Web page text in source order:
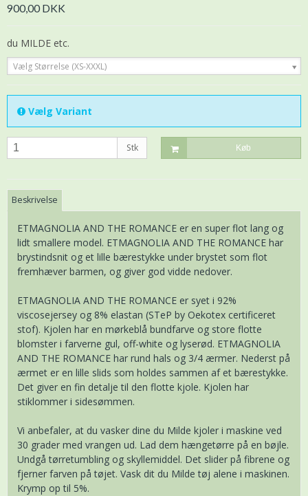
900,00 DKK
du MILDE etc.
Vælg Størrelse (XS-XXXL)
Vælg Variant
Stk Køb
Beskrivelse
ETMAGNOLIA AND THE ROMANCE er en super flot lang og
lidt smallere model. ETMAGNOLIA AND THE ROMANCE har
brystindsnit og et lille bærestykke under brystet som flot
fremhæver barmen, og giver god vidde nedover.
ETMAGNOLIA AND THE ROMANCE er syet i 92%
viscosejersey og 8% elastan (STeP by Oekotex certificeret
stof). Kjolen har en mørkeblå bundfarve og store flotte
blomster i farverne gul, off-white og lyserød. ETMAGNOLIA
AND THE ROMANCE har rund hals og 3/4 ærmer. Nederst på
ærmet er en lille slids som holdes sammen af et bærestykke.
Det giver en fin detalje til den flotte kjole. Kjolen har
stiklommer i sidesømmen.
Vi anbefaler, at du vasker dine du Milde kjoler i maskine ved
30 grader med vrangen ud. Lad dem hængetørre på en bøjle.
Undgå tørretumbling og skyllemiddel. Det slider på fibrene og
fjerner farven på tøjet. Vask dit du Milde tøj alene i maskinen.
Krymp op til 5%.